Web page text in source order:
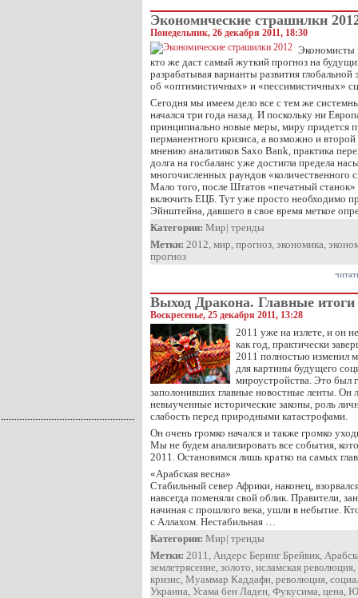
Экономические страшилки
Понедельник, 26 декабря 2011, 18:30
Экономисты
кто же даст самый жуткий прогноз на
разрабатывая варианты развития
об «оптимистичных» и «пессимистичных»
Сегодня мы имеем дело все с тем же
начался три года назад. И поскольку ни
принципиально новые меры, миру придется
перманентного кризиса, а возможно и
мнению аналитиков Saxo Bank, практика
долга на госбаланс уже достигла предела
многочисленных раундов
Мало того, после Штатов «печатный
включить ЕЦБ. Тут уже просто необходимо
Эйнштейна, давшего в свое время меткое
Категории: Мир| тренды
Метки: 2012, мир, прогноз, экономика,
прогноз
Выход Дракона. Главные итоги
Воскресенье, 25 декабря 2011, 13:28
2011 уже на излете, и он
как год, практически
2011 полностью изменил
для картины будущего
мироустройства. Это был
заполонивших главные новостные ленты. Он
невыученные исторические законы, роль
слабость перед природными катастрофами.
Он очень громко начался и также громко
Мы не будем анализировать все события,
2011. Остановимся лишь кратко на самых
«Арабская весна»
Стабильный север Африки, наконец,
навсегда поменяли свой облик. Правители,
начиная с прошлого века, ушли в небытие.
с Аллахом. Нестабильная …
Категории: Мир| тренды
Метки: 2011, Андерс Беринг Брейвик,
землетрясение, золото, исламская революция,
кризис, Муаммар Каддафи, революция,
Украина, Усама бен Ладен, Фукусима, цена,